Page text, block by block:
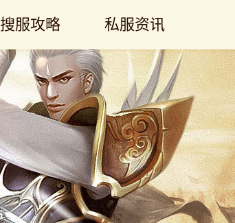
搜服攻略 私服资讯